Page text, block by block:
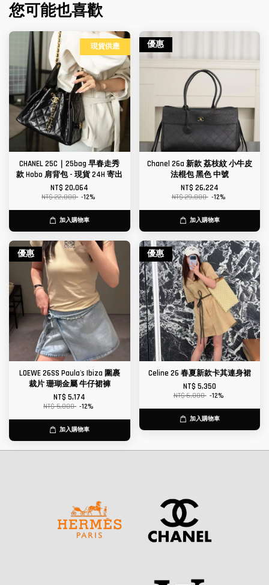
您可能也喜歡
現貨供應
CHANEL 25C｜25bag 早春走秀
款 Hobo 肩背包 - 現貨 24H 寄出
NT$ 20,064
NT$ 22,800 -12%
加入購物車
優惠
Chanel 26a 新款 荔枝紋 小牛皮
法棍包 黑色 中號
NT$ 26,224
NT$ 29,800 -12%
加入購物車
優惠
LOEWE 26SS Paula's Ibiza 圍裹
裁片 珊瑚金屬 牛仔裙褲
NT$ 5,174
NT$ 5,880 -12%
加入購物車
優惠
Celine 26 春夏新款卡其連身裙
NT$ 5,350
NT$ 6,080 -12%
加入購物車